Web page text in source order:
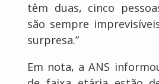
têm duas, cinco
são sempre
surpresa.”
Em nota, a ANS